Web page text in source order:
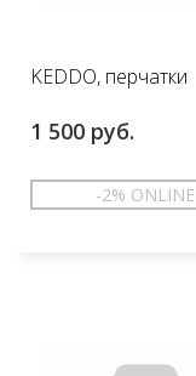
KEDDO, перчатки
1 500 руб.
-2% ONLINE